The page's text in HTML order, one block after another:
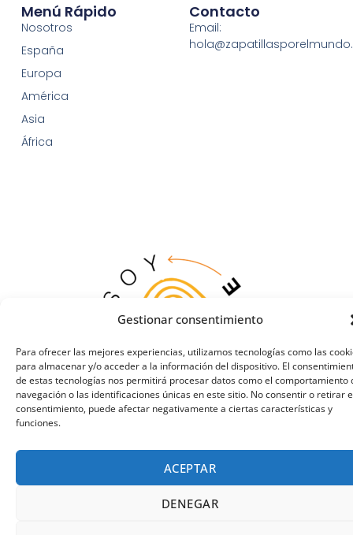
Gestionar consentimiento
Para ofrecer las mejores experiencias, utilizamos tecnologías como las
para almacenar y/o acceder a la información del dispositivo. El
de estas tecnologías nos permitirá procesar datos como el comportamiento
navegación o las identificaciones únicas en este sitio. No consentir o retirar
consentimiento, puede afectar negativamente a ciertas características y
funciones.
ACEPTAR
DENEGAR
Menú Rápido
Nosotros
España
Europa
América
Asia
África
Contacto
Email: